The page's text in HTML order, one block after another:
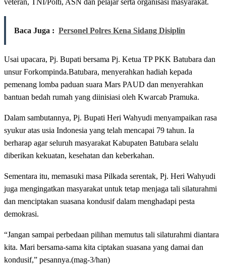
veteran, TNI/Polti, ASN dan pelajar serta organisasi masyarakat.
Baca Juga : Personel Polres Kena Sidang Disiplin
Usai upacara, Pj. Bupati bersama Pj. Ketua TP PKK Batubara dan
unsur Forkompinda.Batubara, menyerahkan hadiah kepada
pemenang lomba paduan suara Mars PAUD dan menyerahkan
bantuan bedah rumah yang diinisiasi oleh Kwarcab Pramuka.
Dalam sambutannya, Pj. Bupati Heri Wahyudi menyampaikan rasa
syukur atas usia Indonesia yang telah mencapai 79 tahun. Ia
berharap agar seluruh masyarakat Kabupaten Batubara selalu
diberikan kekuatan, kesehatan dan keberkahan.
Sementara itu, memasuki masa Pilkada serentak, Pj. Heri Wahyudi
juga mengingatkan masyarakat untuk tetap menjaga tali silaturahmi
dan menciptakan suasana kondusif dalam menghadapi pesta
demokrasi.
“Jangan sampai perbedaan pilihan memutus tali silaturahmi diantara
kita. Mari bersama-sama kita ciptakan suasana yang damai dan
kondusif,” pesannya.(mag-3/han)